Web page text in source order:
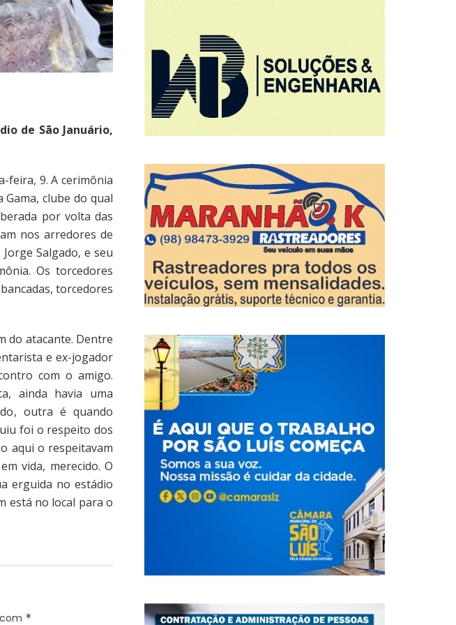
de São Januário,
feira, 9. A cerimônia
Gama, clube do qual
por volta das
nos arredores de
Salgado, e seu
Os torcedores
torcedores
do atacante. Dentre
e ex-jogador
com o amigo.
ainda havia uma
outra é quando
foi o respeito dos
aqui o respeitavam
vida, merecido. O
erguida no estádio
está no local para o
*